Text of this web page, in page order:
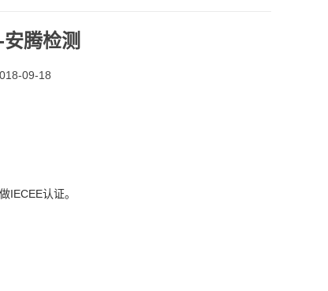
腾检测
09-18
IECEE认证。